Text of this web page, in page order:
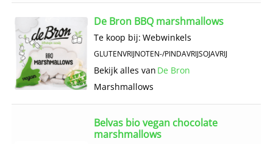
De Bron BBQ marshmallows
Te koop bij: Webwinkels
GLUTENVRIJNOTEN-/PINDAVRIJSOJAVRIJ
Bekijk alles van De Bron
Marshmallows
Belvas bio vegan chocolate
marshmallows